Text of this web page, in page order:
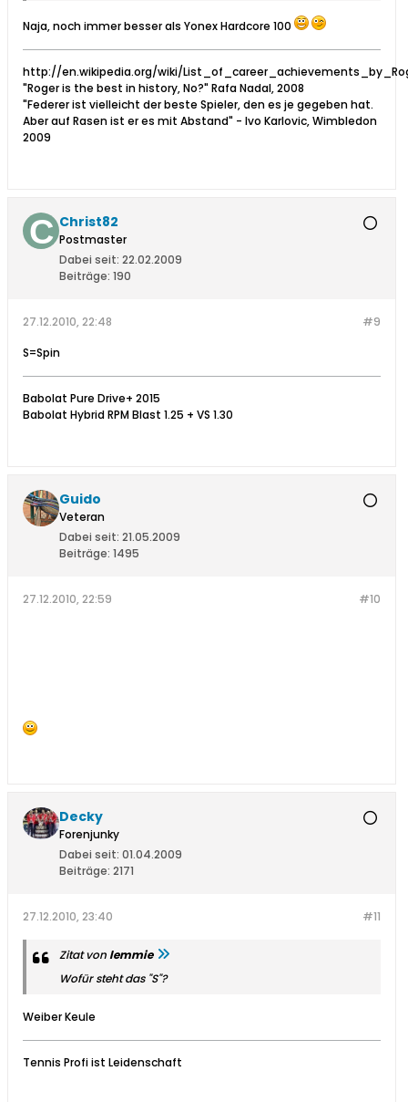
Naja, noch immer besser als Yonex Hardcore 100
http://en.wikipedia.org/wiki/
"Roger is the best in history, No?" Rafa Nadal, 2008
"Federer ist vielleicht der beste Spieler, den es je gegeben hat.
Aber auf Rasen ist er es mit Abstand" - Ivo Karlovic, Wimbledon
2009
Christ82
Postmaster
Dabei seit: 22.02.2009
Beiträge: 190
#9
27.12.2010, 22:48
S=Spin
Babolat Pure Drive+ 2015
Babolat Hybrid RPM Blast 1.25 + VS 1.30
Guido
Veteran
Dabei seit: 21.05.2009
Beiträge: 1495
#10
27.12.2010, 22:59
Decky
Forenjunky
Dabei seit: 01.04.2009
Beiträge: 2171
#11
27.12.2010, 23:40
Zitat vonlemmie
Wofür steht das "S"?
Weiber Keule
Tennis Profi ist Leidenschaft